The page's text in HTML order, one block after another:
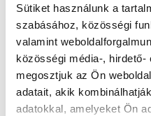
Sütiket használunk a
szabásához, közösségi
valamint
közösségi média-,
megosztjuk az Ön
adatait, akik
adatokkal, amelyeket Ön